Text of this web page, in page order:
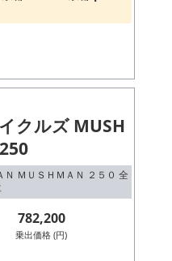
クルズ MUSH
ＭＵＳＨＭＡＮ ２５０ 全
782,200
乗出価格 (円)